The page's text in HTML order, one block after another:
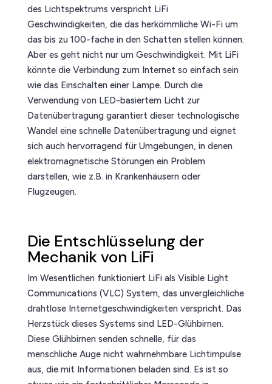
des Lichtspektrums verspricht LiFi
Geschwindigkeiten, die das herkömmliche Wi-Fi um
das bis zu 100-fache in den Schatten stellen können.
Aber es geht nicht nur um Geschwindigkeit. Mit LiFi
könnte die Verbindung zum Internet so einfach sein
wie das Einschalten einer Lampe. Durch die
Verwendung von LED-basiertem Licht zur
Datenübertragung garantiert dieser technologische
Wandel eine schnelle Datenübertragung und eignet
sich auch hervorragend für Umgebungen, in denen
elektromagnetische Störungen ein Problem
darstellen, wie z.B. in Krankenhäusern oder
Flugzeugen.
Die Entschlüsselung der
Mechanik von LiFi
Im Wesentlichen funktioniert LiFi als Visible Light
Communications (VLC) System, das unvergleichliche
drahtlose Internetgeschwindigkeiten verspricht. Das
Herzstück dieses Systems sind LED-Glühbirnen.
Diese Glühbirnen senden schnelle, für das
menschliche Auge nicht wahrnehmbare Lichtimpulse
aus, die mit Informationen beladen sind. Es ist so